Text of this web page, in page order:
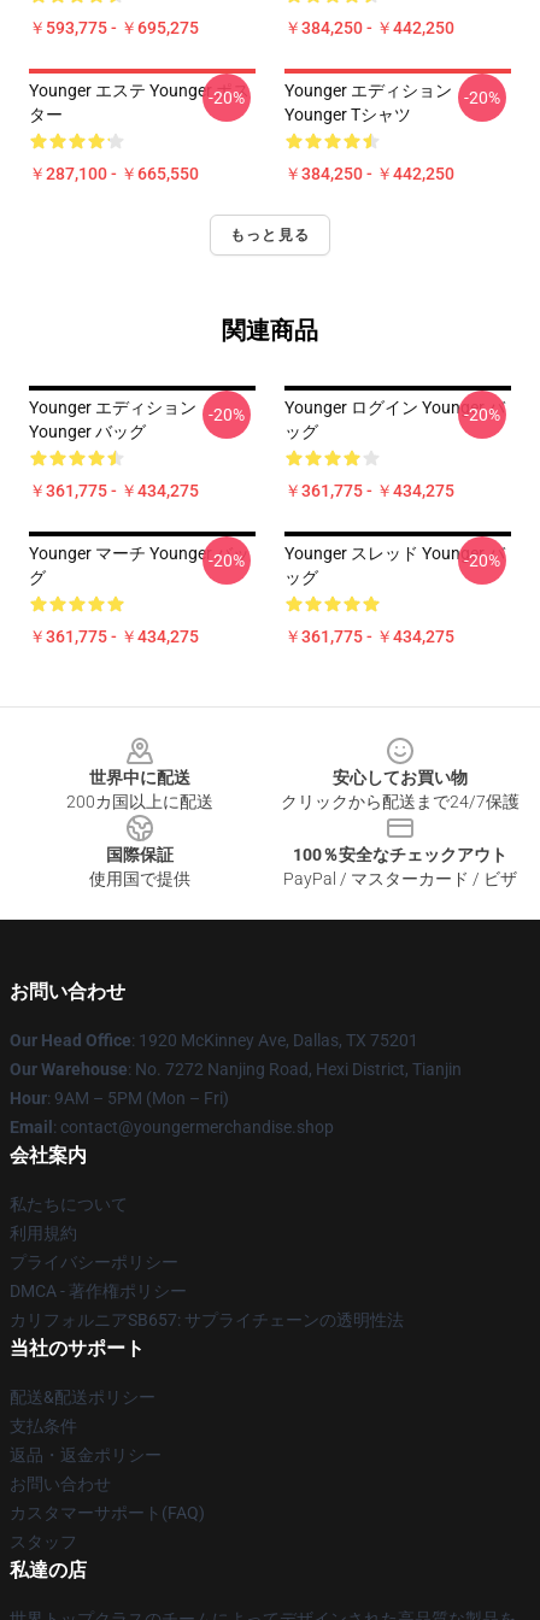
￥593,775 - ￥695,275 ￥384,250 - ￥442,250
Younger エステ Younger ポス
ター
￥287,100 - ￥665,550
-20%
Younger エディション
Younger Tシャツ
￥384,250 - ￥442,250
-20%
もっと見る
関連商品
Younger エディション
Younger バッグ
￥361,775 - ￥434,275
-20%
Younger ログイン Younger バ
ッグ
￥361,775 - ￥434,275
-20%
Younger マーチ Younger バッ
グ
￥361,775 - ￥434,275
-20%
Younger スレッド Younger バ
ッグ
￥361,775 - ￥434,275
-20%
世界中に配送
200カ国以上に配送
安心してお買い物
クリックから配送まで24/7保護
国際保証
使用国で提供
100％安全なチェックアウト
PayPal / マスターカード / ビザ
お問い合わせ
Our Head Office: 1920 McKinney Ave, Dallas, TX 75201
Our Warehouse: No. 7272 Nanjing Road, Hexi District, Tianjin
Hour: 9AM – 5PM (Mon – Fri)
Email : contact@youngermerchandise.shop
会社案内
私たちについて
利用規約
プライバシーポリシー
DMCA - 著作権ポリシー
カリフォルニアSB657: サプライチェーンの透明性法
当社のサポート
配送&配送ポリシー
支払条件
返品・返金ポリシー
お問い合わせ
カスタマーサポート(FAQ)
スタッフ
私達の店